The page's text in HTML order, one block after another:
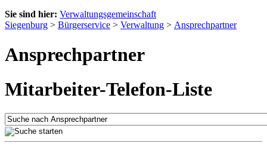
Sie sind hier: Verwaltungsgemeinschaft
Siegenburg > Bürgerservice > Verwaltung > Ansprechpartner
Ansprechpartner
Mitarbeiter-Telefon-Liste